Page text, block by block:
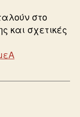
στο
και σχετικές